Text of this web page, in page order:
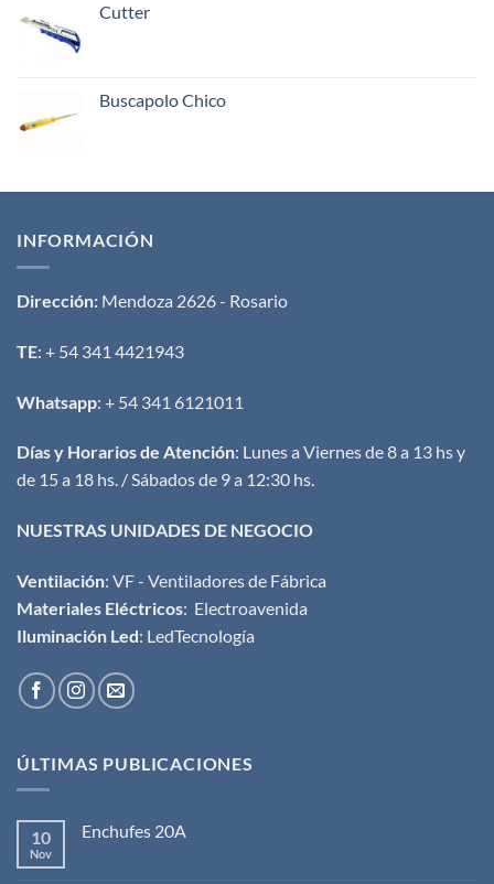
Cutter
Buscapolo Chico
INFORMACIÓN
Dirección: Mendoza 2626 - Rosario
TE: + 54 341 4421943
Whatsapp: + 54 341 6121011
Días y Horarios de Atención: Lunes a Viernes de 8 a 13 hs y
de 15 a 18 hs. / Sábados de 9 a 12:30 hs.
NUESTRAS UNIDADES DE NEGOCIO
Ventilación: VF - Ventiladores de Fábrica
Materiales Eléctricos: Electroavenida
Iluminación Led: LedTecnología
ÚLTIMAS PUBLICACIONES
10
Nov
Enchufes 20A